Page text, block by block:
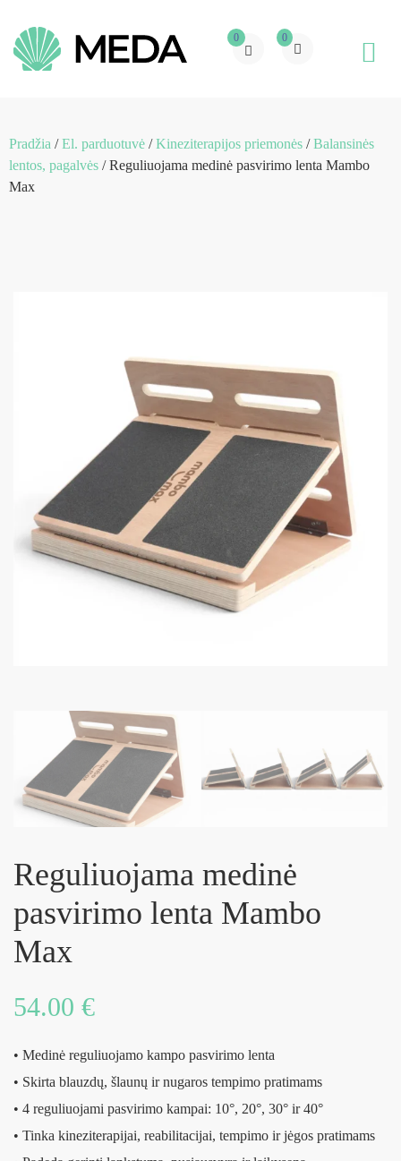
0 0
Pradžia /El. parduotuvė /Kineziterapijos priemonės /Balansinės
lentos, pagalvės / Reguliuojama medinė pasvirimo lenta Mambo
Max
Reguliuojama medinė
pasvirimo lenta Mambo
Max
54.00 €
• Medinė reguliuojamo kampo pasvirimo lenta
• Skirta blauzdų, šlaunų ir nugaros tempimo pratimams
• 4 reguliuojami pasvirimo kampai: 10°, 20°, 30° ir 40°
• Tinka kineziterapijai, reabilitacijai, tempimo ir jėgos pratimams